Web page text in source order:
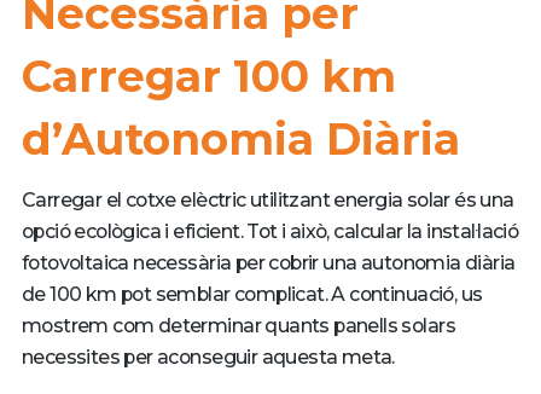
Necessària per
Carregar 100 km
d’Autonomia Diària
Carregar el cotxe elèctric utilitzant energia solar és una
opció ecològica i eficient. Tot i això, calcular la instal·lació
fotovoltaica necessària per cobrir una autonomia diària
de 100 km pot semblar complicat. A continuació, us
mostrem com determinar quants panells solars
necessites per aconseguir aquesta meta.